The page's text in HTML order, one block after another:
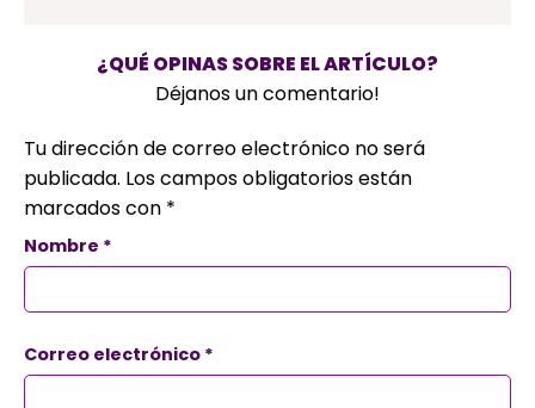
¿QUÉ OPINAS SOBRE EL ARTÍCULO?
Déjanos un comentario!
Tu dirección de correo electrónico no será
publicada. Los campos obligatorios están
marcados con *
Nombre *
Correo electrónico *